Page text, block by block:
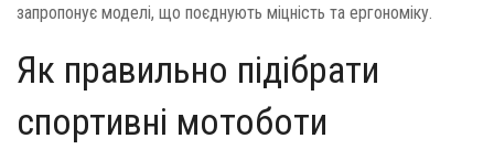
запропонує моделі, що поєднують міцність та ергономіку.
Як правильно підібрати
спортивні мотоботи